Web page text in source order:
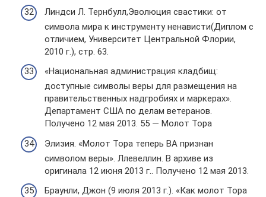
Линдси Л. Тернбулл,Эволюция свастики: от
символа мира к инструменту ненависти(Диплом с
отличием, Университет Центральной Флории,
2010 г.), стр. 63.
«Национальная администрация кладбищ:
доступные символы веры для размещения на
правительственных надгробиях и маркерах».
Департамент США по делам ветеранов.
Получено 12 мая 2013. 55 — Молот Тора
Элизия. «Молот Тора теперь ВА признан
символом веры». Ллевеллин. В архиве из
оригинала 12 июня 2013 г.. Получено 12 мая 2013.
Браунли, Джон (9 июля 2013 г.). «Как молот Тора